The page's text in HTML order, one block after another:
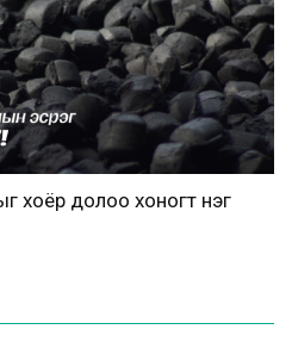
хоёр долоо хоногт нэг